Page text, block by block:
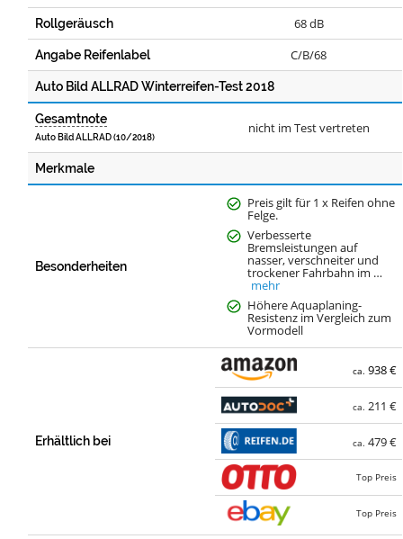
Rollgeräusch 68 dB
Angabe Reifenlabel C/B/68
Auto Bild ALLRAD Winterreifen-Test 2018
Gesamtnote
Auto Bild ALLRAD (10/2018)
nicht im Test vertreten
Merkmale
Besonderheiten
Preis gilt für 1 x Reifen ohne
Felge.
Verbesserte
Bremsleistungen auf
nasser, verschneiter und
trockener Fahrbahn im …
mehr
Höhere Aquaplaning-
Resistenz im Vergleich zum
Vormodell
Erhältlich bei
ca.938 €
ca. 211 €
ca.479 €
Top Preis
Top Preis